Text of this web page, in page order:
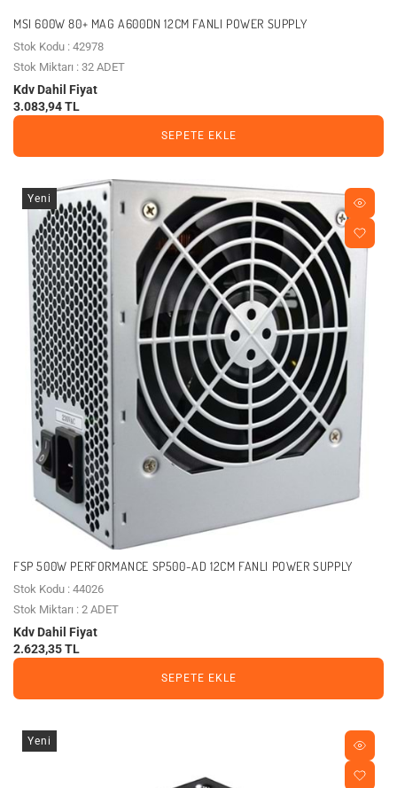
MSI 600W 80+ MAG A600DN 12CM FANLI POWER SUPPLY
Stok Kodu : 42978
Stok Miktarı : 32 ADET
Kdv Dahil Fiyat
3.083,94 TL
SEPETE EKLE
Yeni
FSP 500W PERFORMANCE SP500-AD 12CM FANLI POWER SUPPLY
Stok Kodu : 44026
Stok Miktarı : 2 ADET
Kdv Dahil Fiyat
2.623,35 TL
SEPETE EKLE
Yeni